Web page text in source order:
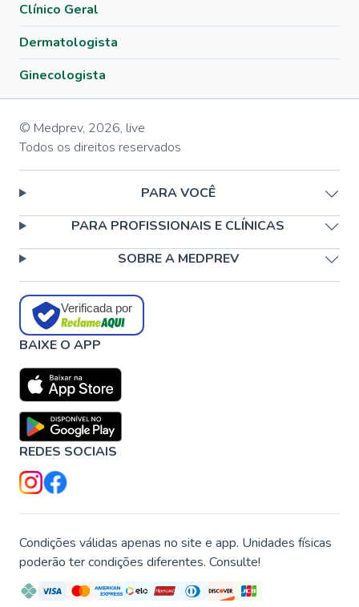
Clínico Geral
Dermatologista
Ginecologista
© Medprev, 2026, live
Todos os direitos reservados
PARA VOCÊ
PARA PROFISSIONAIS E CLÍNICAS
SOBRE A MEDPREV
Verificada por
BAIXE O APP
REDES SOCIAIS
Condições válidas apenas no site e app. Unidades físicas
poderão ter condições diferentes. Consulte!